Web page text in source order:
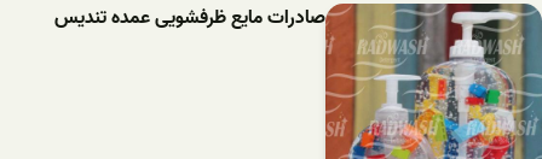
صادرات مایع ظرفشویی عمده تندیس